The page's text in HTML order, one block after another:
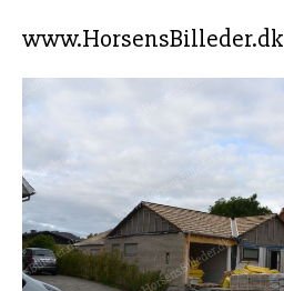
www.HorsensBilleder.dk